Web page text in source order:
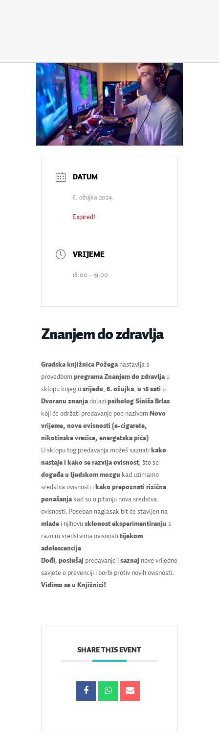
6. ožujka 2024.
Expired!
18:00 - 19:00
Znanjem do zdravlja
Gradska knjižnica Požeganastavlja s
provedbom programa Znanjem do zdravlja u
sklopu kojeg u srijedu 6. ožujka, u 18 sati u
Dvoranu znanjadolazi psiholog Siniša Brlas
koji će održati predavanje pod nazivom Novo
vrijeme, nove ovisnosti (e-cigarete,
nikotinske vrećice, energetska pića).
U sklopu tog predavanja možeš saznatikako
nastaje i kako se razvija ovisnost, što se
događa u ljudskom mozgu kad uzimamo
sredstva ovisnosti i kako prepoznati rizična
ponašanjakad su u pitanju nova sredstva
ovisnosti. Poseban naglasak bit će stavljen na
mlade i njihovu sklonost eksperimentiranju s
raznim sredstvima ovisnosti tijekom
adolescencije.
Dođi poslušaj predavanje i saznaj nove vrijedne
savjete o prevenciji i borbi protiv novih ovisnosti.
Vidimo se u Knjižnici!
SHARE THIS EVENT